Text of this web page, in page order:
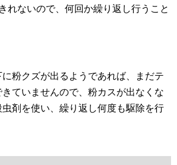
れないので、何回か繰り返し行うこと
粉クズが出るようであれば、まだテ
ていませんので、粉カスが出なくな
剤を使い、繰り返し何度も駆除を行